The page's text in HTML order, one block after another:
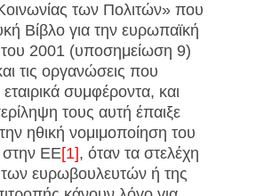
των Πολιτών» που
Βίβλο για την ευρωπαϊκή
2001 (υποσημείωση 9)
τις οργανώσεις που
συμφέροντα, και
τους αυτή έπαιξε
ηθική νομιμοποίηση του
στην ΕΕ[1], όταν τα στελέχη
ευρωβουλευτών ή της